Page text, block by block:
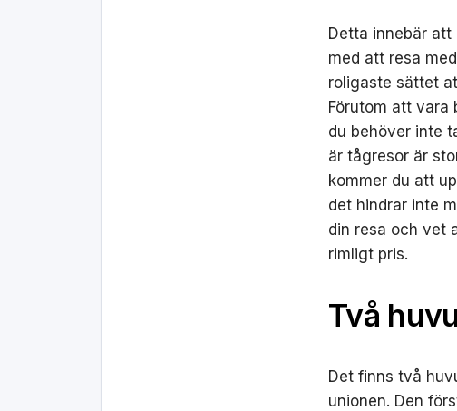
Detta innebär
med att resa
roligaste sättet
Förutom att vara
du behöver inte
är tågresor är
kommer du att
det hindrar inte
din resa och vet
rimligt pris.
Två
Det finns två
unionen. Den